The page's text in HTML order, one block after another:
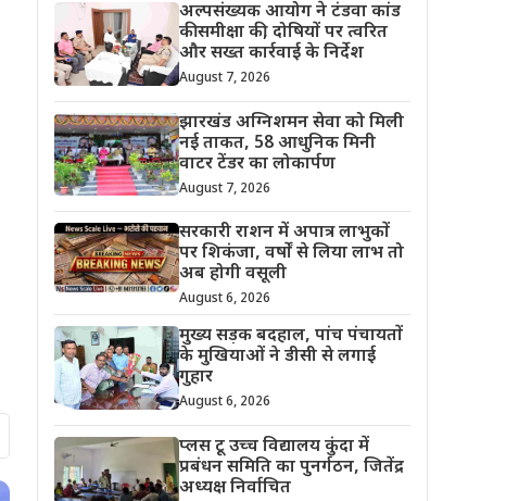
अल्पसंख्यक आयोग ने टंडवा कांड
की समीक्षा की, दोषियों पर त्वरित
और सख्त कार्रवाई के निर्देश
August 7, 2026
झारखंड अग्निशमन सेवा को मिली
नई ताकत, 58 आधुनिक मिनी
वाटर टेंडर का लोकार्पण
August 7, 2026
सरकारी राशन में अपात्र लाभुकों
पर शिकंजा, वर्षों से लिया लाभ तो
अब होगी वसूली
August 6, 2026
मुख्य सड़क बदहाल, पांच पंचायतों
के मुखियाओं ने डीसी से लगाई
गुहार
August 6, 2026
प्लस टू उच्च विद्यालय कुंदा में
प्रबंधन समिति का पुनर्गठन, जितेंद्र
अध्यक्ष निर्वाचित